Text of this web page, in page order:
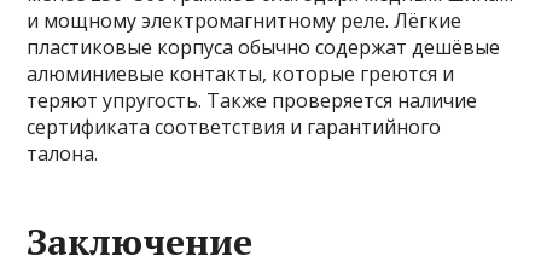
и мощному электромагнитному реле. Лёгкие
пластиковые корпуса обычно содержат дешёвые
алюминиевые контакты, которые греются и
теряют упругость. Также проверяется наличие
сертификата соответствия и гарантийного
талона.
Заключение